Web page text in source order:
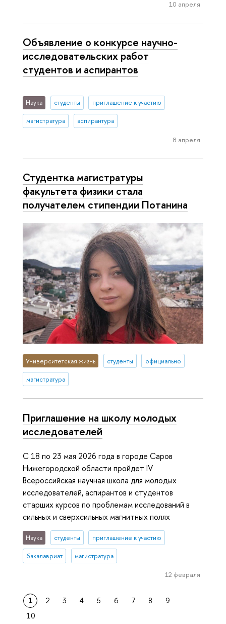
10 апреля
Объявление о конкурсе научно-
исследовательских работ
студентов и аспирантов
Наука студенты приглашение к участию
магистратура аспирантура
8 апреля
Студентка магистратуры
факультета физики стала
получателем стипендии Потанина
Университетская жизнь студенты официально
магистратура
Приглашение на школу молодых
исследователей
С 18 по 23 мая 2026 года в городе Саров
Нижегородской области пройдет IV
Всероссийская научная школа для молодых
исследователей, аспирантов и студентов
старших курсов по проблемам исследований в
сильных и сверхсильных магнитных полях
Наука студенты приглашение к участию
бакалавриат магистратура
12 февраля
1 2 3 4 5 6 7 8
9
10